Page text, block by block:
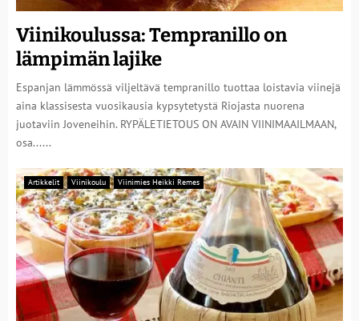
Viinikoulussa: Tempranillo on
lämpimän lajike
Espanjan lämmössä viljeltävä tempranillo tuottaa loistavia viinejä
aina klassisesta vuosikausia kypsytetystä Riojasta nuorena
juotaviin Joveneihin. RYPÄLETIETOUS ON AVAIN VIINIMAAILMAAN,
osa......
Artikkelit Viinikoulu Viinimies Heikki Remes